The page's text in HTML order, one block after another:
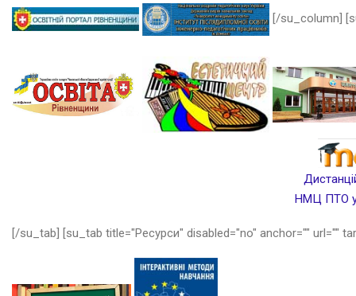
[/su_column]
НМЦ ПТО у
[/su_tab] [su_tab title="Ресурси" disabled="no" anchor="" url=""